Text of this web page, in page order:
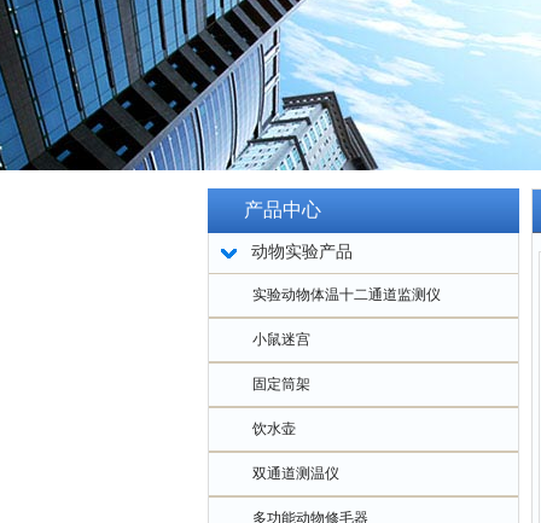
产品中心
动物实验产品
实验动物体温十二通道监测仪
小鼠迷宫
固定筒架
饮水壶
双通道测温仪
多功能动物修毛器